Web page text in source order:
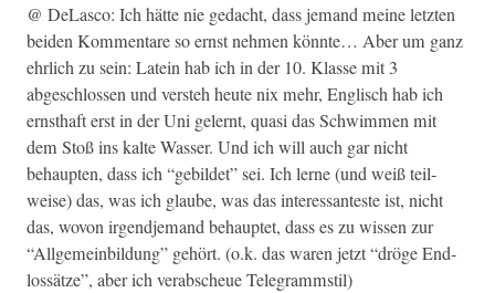
@ DeLas­co: Ich hätte nie gedacht, dass jemand meine let­zten
bei­den Kom­mentare so ernst nehmen kön­nte… Aber um ganz
ehrlich zu sein: Latein hab ich in der 10. Klasse mit 3
abgeschlossen und ver­steh heute nix mehr, Englisch hab ich
ern­sthaft erst in der Uni gel­ernt, qua­si das Schwim­men mit
dem Stoß ins kalte Wass­er. Und ich will auch gar nicht
behaupten, dass ich “gebildet” sei. Ich lerne (und weiß teil­
weise) das, was ich glaube, was das inter­es­san­teste ist, nicht
das, wovon irgend­je­mand behauptet, dass es zu wis­sen zur
“All­ge­mein­bil­dung” gehört. (o.k. das waren jet­zt “dröge End­
lossätze”, aber ich ver­ab­scheue Telegrammstil)